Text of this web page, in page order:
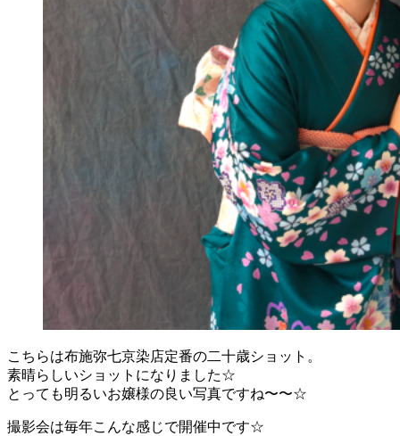
こちらは布施弥七京染店定番の二十歳ショット。
素晴らしいショットになりました☆
とっても明るいお嬢様の良い写真ですね〜〜☆
撮影会は毎年こんな感じで開催中です☆